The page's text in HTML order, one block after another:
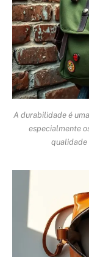
A durabilidade é
especialmente
qualidade